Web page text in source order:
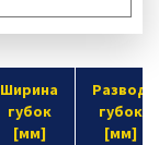
Ширина
губок
[мм]
Развод
губок
[мм]